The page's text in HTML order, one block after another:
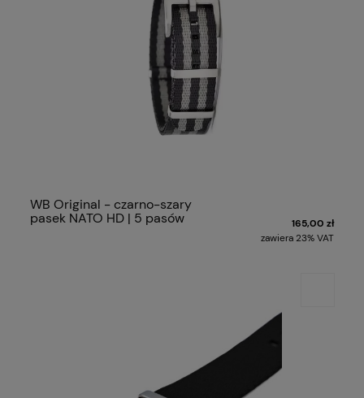
WB Original - czarno-szary
pasek NATO HD | 5 pasów
165,00 zł
zawiera 23% VAT